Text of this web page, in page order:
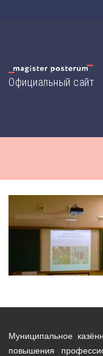
Официальный сайт
Найти:
Муниципальное
повышения